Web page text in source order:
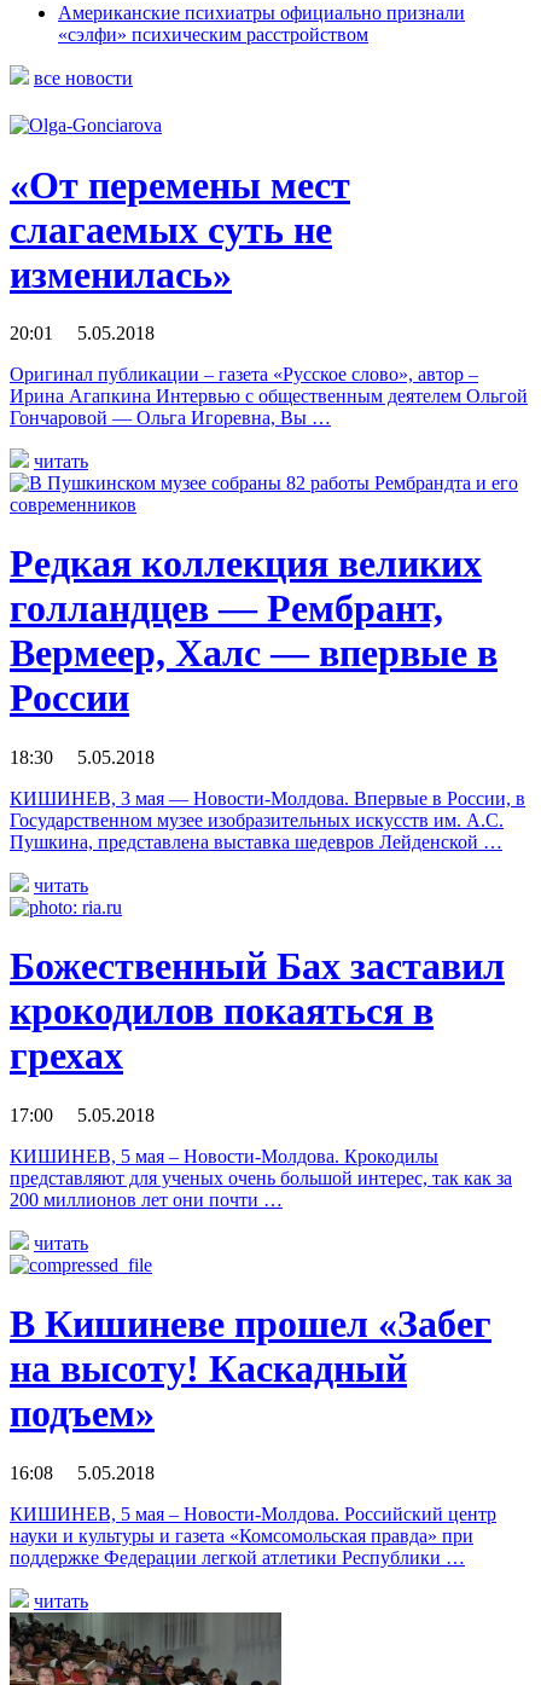
Американские психиатры официально признали
«сэлфи» психическим расстройством
все новости
«От перемены мест
слагаемых суть не
изменилась»
20:01 5.05.2018
Оригинал публикации – газета «Русское слово», автор –
Ирина Агапкина Интервью с общественным деятелем Ольгой
Гончаровой — Ольга Игоревна, Вы …
читать
Редкая коллекция великих
голландцев — Рембрант,
Вермеер, Халс — впервые в
России
18:30 5.05.2018
КИШИНЕВ, 3 мая — Новости-Молдова. Впервые в России, в
Государственном музее изобразительных искусств им. А.С.
Пушкина, представлена выставка шедевров Лейденской …
читать
Божественный Бах заставил
крокодилов покаяться в
грехах
17:00 5.05.2018
КИШИНЕВ, 5 мая – Новости-Молдова. Крокодилы
представляют для ученых очень большой интерес, так как за
200 миллионов лет они почти …
читать
В Кишиневе прошел «Забег
на высоту! Каскадный
подъем»
16:08 5.05.2018
КИШИНЕВ, 5 мая – Новости-Молдова. Российский центр
науки и культуры и газета «Комсомольская правда» при
поддержке Федерации легкой атлетики Республики …
читать